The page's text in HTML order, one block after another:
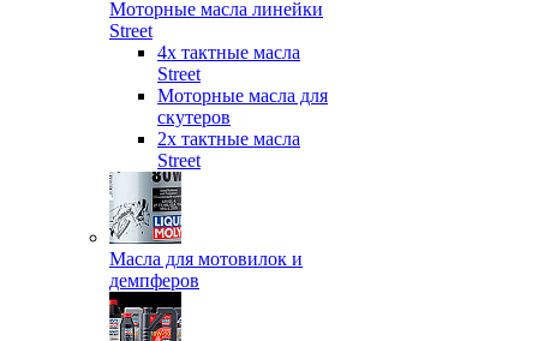
Моторные масла линейки
Street
4х тактные масла
Street
Моторные масла для
скутеров
2х тактные масла
Street
Масла для мотовилок и
демпферов